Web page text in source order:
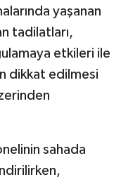
yaşanan
tadilatları,
etkileri ile
dikkat edilmesi
sahada